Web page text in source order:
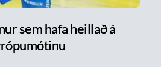
sem hafa heillað á